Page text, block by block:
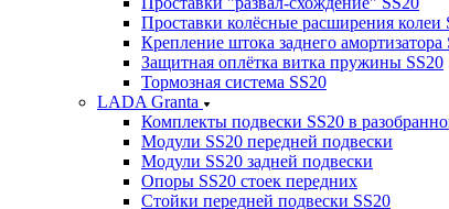
Проставки колёсные расширения колеи
Крепление штока заднего амортизатора
Защитная оплётка витка пружины SS20
Тормозная система SS20
LADA Granta
Комплекты подвески SS20 в
Модули SS20 передней подвески
Модули SS20 задней подвески
Опоры SS20 стоек передних
Стойки передней подвески SS20